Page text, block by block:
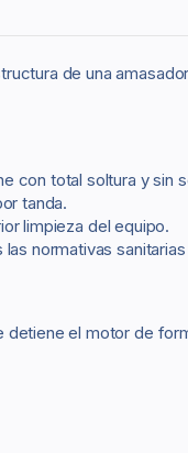
de una
con total soltura y sin
tanda.
limpieza del equipo.
normativas
detiene el motor de